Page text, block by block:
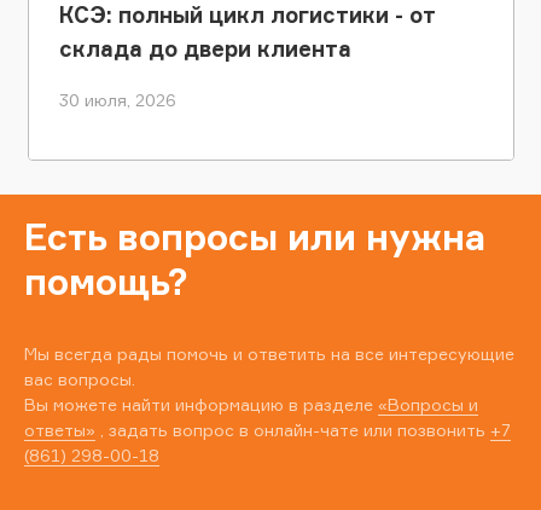
КСЭ: полный цикл логистики - от
склада до двери клиента
30 июля, 2026
Есть вопросы или нужна
помощь?
Мы всегда рады помочь и ответить на все интересующие
вас вопросы.
Вы можете найти информацию в разделе «Вопросы и
ответы» , задать вопрос в онлайн-чате или позвонить +7
(861) 298-00-18